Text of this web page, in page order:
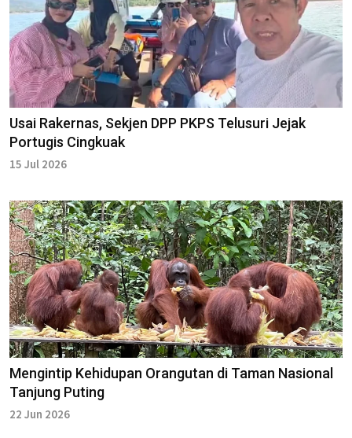
Usai Rakernas, Sekjen DPP PKPS Telusuri Jejak
Portugis Cingkuak
15 Jul 2026
Mengintip Kehidupan Orangutan di Taman Nasional
Tanjung Puting
22 Jun 2026